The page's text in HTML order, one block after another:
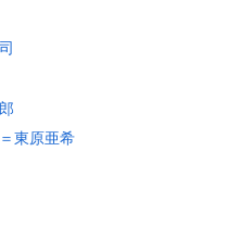
東原亜希